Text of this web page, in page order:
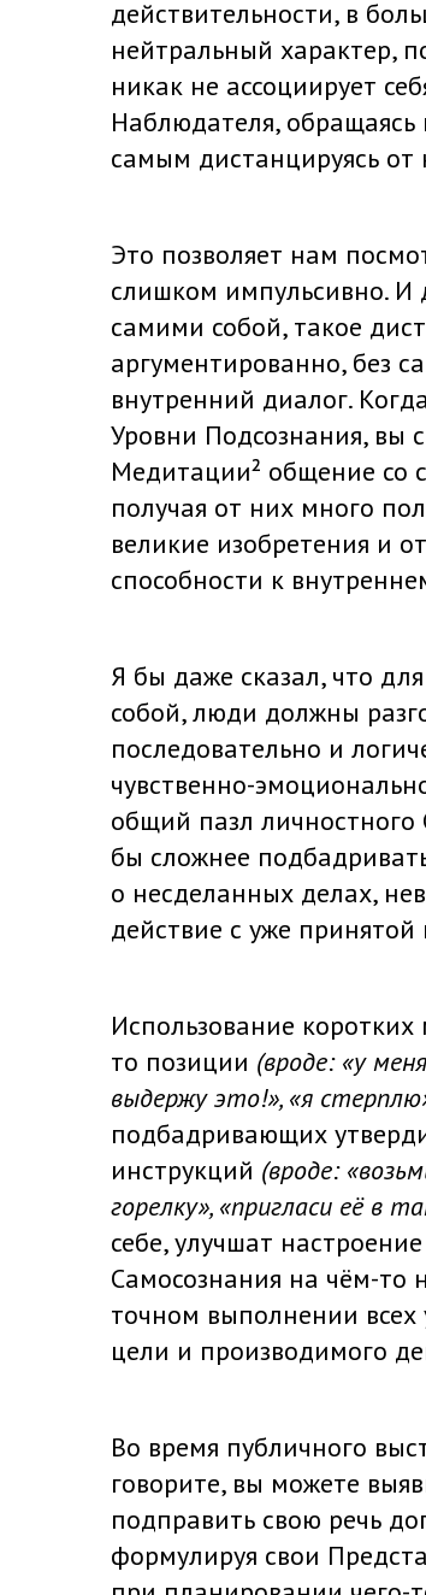
действительности, в
нейтральный характер,
никак не ассоциирует
Наблюдателя,
самым дистанцируясь от
Это позволяет нам
слишком импульсивно. И
самими собой, такое
аргументированно, без
внутренний диалог.
Уровни Подсознания, вы
Медитации² общение со
получая от них много
великие изобретения и
способности к
Я бы даже сказал, что
собой, люди должны
последовательно и
чувственно-
общий пазл личностного
бы сложнее
о несделанных делах,
действие с уже
Использование
то позиции (вроде: «у
выдержу это!», «я
подбадривающих
инструкций (вроде:
горелку», «пригласи её в
себе, улучшат
Самосознания на чём-то
точном выполнении
цели и производимого
Во время публичного
говорите, вы можете
подправить свою речь
формулируя свои